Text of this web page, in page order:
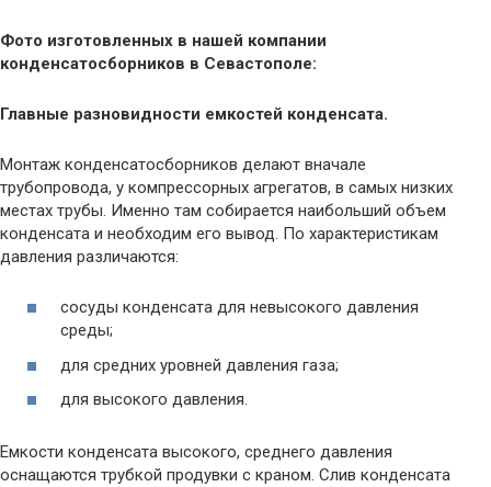
Фото изготовленных в нашей компании
конденсатосборников в Севастополе:
Главные разновидности емкостей конденсата.
Монтаж конденсатосборников делают вначале
трубопровода, у компрессорных агрегатов, в самых низких
местах трубы. Именно там собирается наибольший объем
конденсата и необходим его вывод. По характеристикам
давления различаются:
сосуды конденсата для невысокого давления
среды;
для средних уровней давления газа;
для высокого давления.
Емкости конденсата высокого, среднего давления
оснащаются трубкой продувки с краном. Слив конденсата